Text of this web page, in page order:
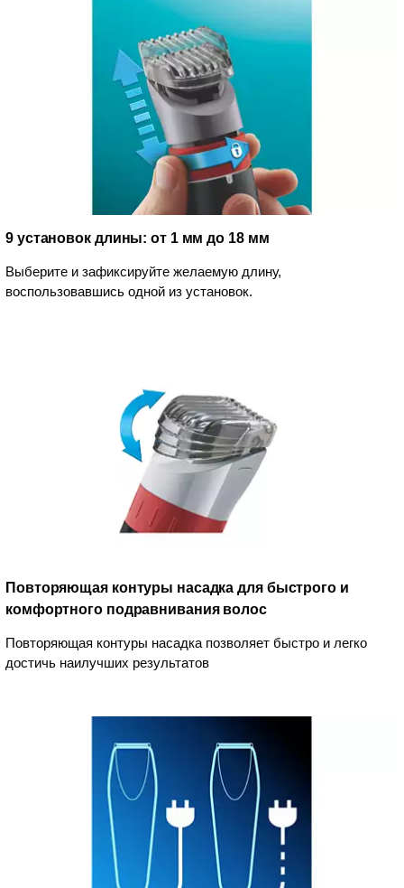
9 установок длины: от 1 мм до 18 мм
Выберите и зафиксируйте желаемую длину,
воспользовавшись одной из установок.
Повторяющая контуры насадка для быстрого и
комфортного подравнивания волос
Повторяющая контуры насадка позволяет быстро и легко
достичь наилучших результатов